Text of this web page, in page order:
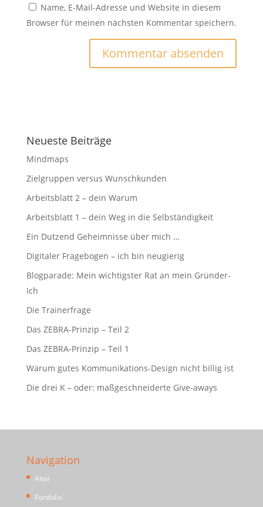
Name, E-Mail-Adresse und Website in diesem
Browser für meinen nächsten Kommentar speichern.
Neueste Beiträge
Mindmaps
Zielgruppen versus Wunschkunden
Arbeitsblatt 2 – dein Warum
Arbeitsblatt 1 – dein Weg in die Selbständigkeit
Ein Dutzend Geheimnisse über mich …
Digitaler Fragebogen – ich bin neugierig
Blogparade: Mein wichtigster Rat an mein Gründer-
Ich
Die Trainerfrage
Das ZEBRA-Prinzip – Teil 2
Das ZEBRA-Prinzip – Teil 1
Warum gutes Kommunikations-Design nicht billig ist
Die drei K – oder: maßgeschneiderte Give-aways
Navigation
Ahoi
Portfolio